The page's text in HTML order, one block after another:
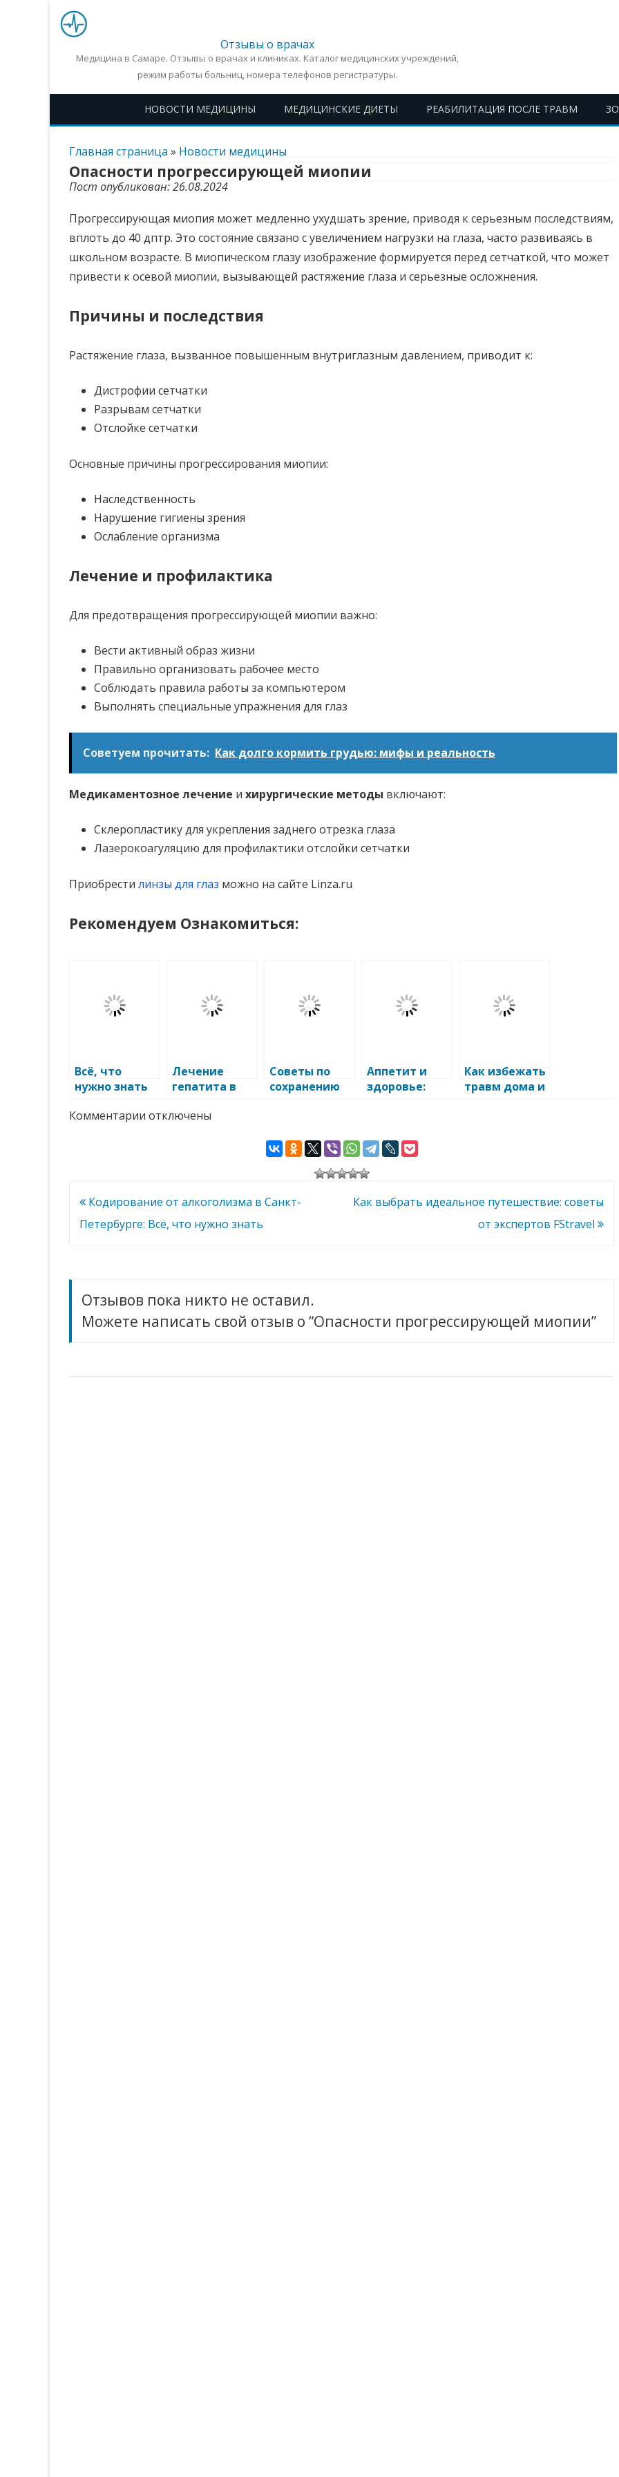
Отзывы о врачах
Медицина в Самаре. Отзывы о врачах и клиниках. Каталог медицинских учреждений,
режим работы больниц, номера телефонов регистратуры.
НОВОСТИ МЕДИЦИНЫ МЕДИЦИНСКИЕ ДИЕТЫ РЕАБИЛИТАЦИЯ ПОСЛЕ ТРАВМ
Перейти
Главная страница » Новости медицины
Опасности прогрессирующей миопии
Пост опубликован: 26.08.2024
Прогрессирующая миопия может медленно ухудшать зрение, приводя к серьезным последствиям,
вплоть до 40 дптр. Это состояние связано с увеличением нагрузки на глаза, часто развиваясь в
школьном возрасте. В миопическом глазу изображение формируется перед сетчаткой, что может
привести к осевой миопии, вызывающей растяжение глаза и серьезные осложнения.
Причины и последствия
Растяжение глаза, вызванное повышенным внутриглазным давлением, приводит к:
Дистрофии сетчатки
Разрывам сетчатки
Отслойке сетчатки
Основные причины прогрессирования миопии:
Наследственность
Нарушение гигиены зрения
Ослабление организма
Лечение и профилактика
Для предотвращения прогрессирующей миопии важно:
Вести активный образ жизни
Правильно организовать рабочее место
Соблюдать правила работы за компьютером
Выполнять специальные упражнения для глаз
Советуем прочитать: Как долго кормить грудью: мифы и реальность
Медикаментозное лечение и хирургические методы включают:
Склеропластику для укрепления заднего отрезка глаза
Лазерокоагуляцию для профилактики отслойки сетчатки
Приобрести линзы для глаз можно на сайте Linza.ru
Рекомендуем Ознакомиться:
Всё, что
нужно знать
ии
Лечение
гепатита в
Петербурге:
Советы по
сохранению
Аппетит и
здоровье:
Как избежать
травм дома и
Комментарии котключены
Навигация
по
Кодирование от алкоголизма в Санкт-
Петербурге: Всё, что нужно знать
Как выбрать идеальное путешествие: советы
от экспертов FStravel
Отзывов пока никто не оставил.
Можете написать свой отзыв о “Опасности прогрессирующей миопии”